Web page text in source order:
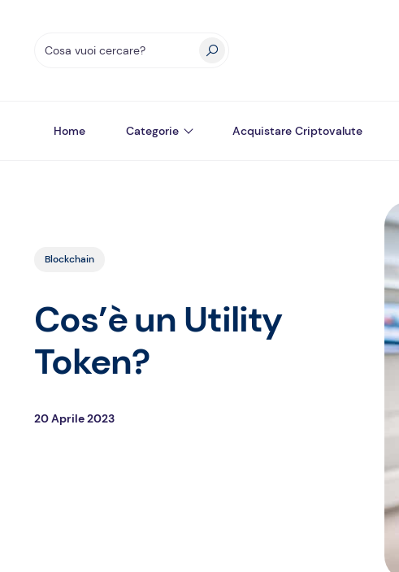
Home Categorie Acquistare Criptovalute
Blockchain
Cos’è un Utility
Token?
20 Aprile 2023